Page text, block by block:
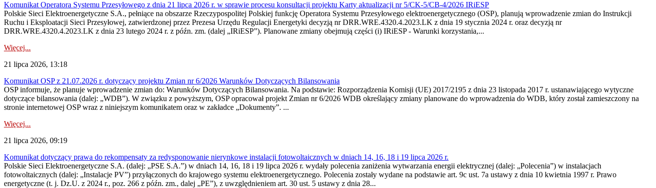
Komunikat Operatora Systemu Przesyłowego z dnia 21 lipca 2026 r. w sprawie procesu konsultacji projektu Karty aktualizacji nr 5/CK-5/CB-4/2026 IRiESP
Polskie Sieci Elektroenergetyczne S.A., pełniące na obszarze Rzeczypospolitej Polskiej funkcję Operatora Systemu Przesyłowego elektroenergetycznego (OSP), planują wprowadzenie zmian do Instrukcji
Ruchu i Eksploatacji Sieci Przesyłowej, zatwierdzonej przez Prezesa Urzędu Regulacji Energetyki decyzją nr DRR.WRE.4320.4.2023.LK z dnia 19 stycznia 2024 r. oraz decyzją nr
DRR.WRE.4320.4.2023.LK z dnia 23 lutego 2024 r. z późn. zm. (dalej „IRiESP”). Planowane zmiany obejmują części (i) IRiESP - Warunki korzystania,...
Więcej...
21 lipca 2026, 13:18
Komunikat OSP z 21.07.2026 r. dotyczący projektu Zmian nr 6/2026 Warunków Dotyczących Bilansowania
OSP informuje, że planuje wprowadzenie zmian do: Warunków Dotyczących Bilansowania. Na podstawie: Rozporządzenia Komisji (UE) 2017/2195 z dnia 23‍ listopada 2017 r. ustanawiającego wytyczne
dotyczące bilansowania (dalej: „WDB”). W związku z powyższym, OSP opracował projekt Zmian nr 6/2026 WDB określający zmiany planowane do wprowadzenia do WDB, który został zamieszczony na
stronie internetowej OSP wraz z niniejszym komunikatem oraz w zakładce „Dokumenty”. ...
Więcej...
21 lipca 2026, 09:19
Komunikat dotyczący prawa do rekompensaty za redysponowanie nierynkowe instalacji fotowoltaicznych w dniach 14, 16, 18 i 19 lipca 2026 r.
Polskie Sieci Elektroenergetyczne S.A. (dalej: „PSE S.A.”) w dniach 14, 16, 18 i 19 lipca 2026 r. wydały polecenia zaniżenia wytwarzania energii elektrycznej (dalej: „Polecenia”) w instalacjach
fotowoltaicznych (dalej: „Instalacje PV”) przyłączonych do krajowego systemu elektroenergetycznego. Polecenia zostały wydane na podstawie art. 9c ust. 7a ustawy z dnia 10 kwietnia 1997 r. Prawo
energetyczne (t. j. Dz.U. z 2024 r., poz. 266 z późn. zm., dalej „PE”), z uwzględnieniem art. 30 ust. 5 ustawy z dnia 28...